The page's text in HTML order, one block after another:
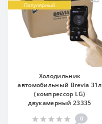
Популярный
Холодильник
автомобильный Brevia 31л
(компрессор LG)
двукамерный 23335
0